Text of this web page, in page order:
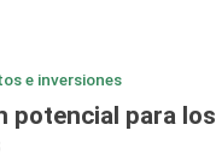
e inversiones
potencial para los